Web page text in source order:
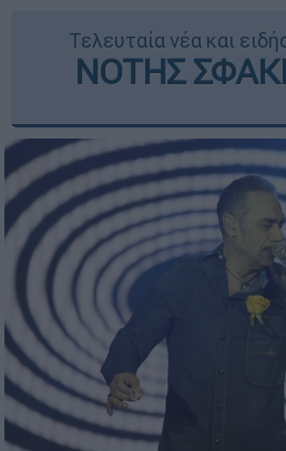
Τελευταία νέα και
ΝΟΤΗΣ